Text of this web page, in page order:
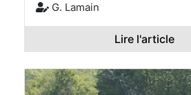
G. Lamain
Lire l'article